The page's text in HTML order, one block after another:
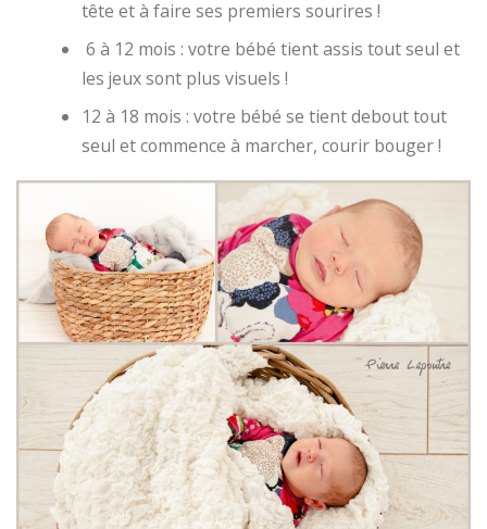
tête et à faire ses premiers sourires !
6 à 12 mois : votre bébé tient assis tout seul et
les jeux sont plus visuels !
12 à 18 mois : votre bébé se tient debout tout
seul et commence à marcher, courir bouger !